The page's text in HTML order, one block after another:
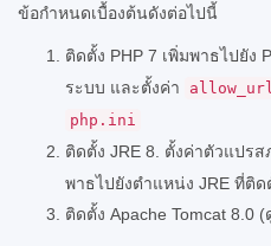
ข้อกำหนดเบื้องต้นดังต่อไปนี้
ติดตั้ง PHP 7 เพิ่มพาธไปยัง
ระบบ และตั้งค่า
php.ini
ติดตั้ง JRE 8. ตั้งค่าตัวแปร
พาธไปยังตำแหน่ง JRE ที่ติด
ติดตั้ง Apache Tomcat 8.0 (